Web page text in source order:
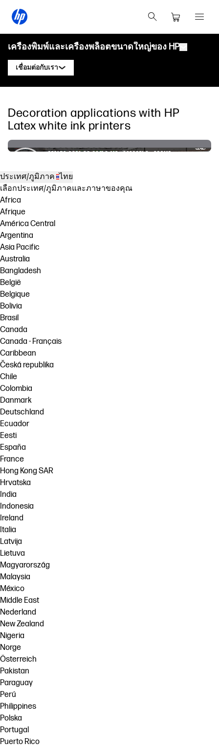
เครื่องพิมพ์และเครื่องพล็อตขนาดใหญ่ของ HP
เชื่อมต่อกับเรา
ติดต่อผู้เชี่ยวชาญ HP PageWide XL
ติดต่อผู้เชี่ยวชาญ HP Latex
ติดต่อผู้เชี่ยวชาญ PrintOS
ติดตามเรา
เครื่องพล็อตเทคนิค HP DesignJet
เครื่องพิมพ์กราฟิก HP DesignJet
เครื่องพิมพ์ HP PageWide XL
เครื่องพิมพ์ HP Stitch
โซลูชันและบริการ
โซลูชันการพิมพ์ HP Click
HP PrintOS Production Hub
ความปลอดภัย
แอปพลิเคชัน
ทรัพยากร
บล็อก
เว็บบินาร์
คำรับรอง
โซลูชันเวิร์กโฟลว์
ความยั่งยืน
Decoration applications with HP
Latex white ink printers
ประเทศ/ภูมิภาค ไทย
เลือกประเทศ/ภูมิภาคและภาษาของคุณ
Africa
Afrique
América Central
Argentina
Asia Pacific
Australia
Bangladesh
België
Belgique
Bolivia
Brasil
Canada
Canada - Français
Caribbean
Česká republika
Chile
Colombia
Danmark
Deutschland
Ecuador
Eesti
España
France
Hong Kong SAR
Hrvatska
India
Indonesia
Ireland
Italia
Latvija
Lietuva
Magyarország
Malaysia
México
Middle East
Nederland
New Zealand
Nigeria
Norge
Österreich
Pakistan
Paraguay
Perú
Philippines
Polska
Portugal
Puerto Rico